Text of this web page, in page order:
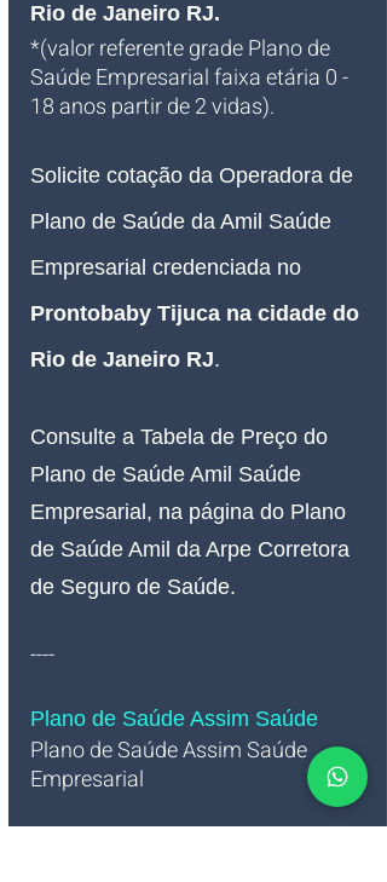
Rio de Janeiro RJ.
*(valor referente grade Plano de
Saúde Empresarial faixa etária 0 -
18 anos partir de 2 vidas).
Solicite cotação da Operadora de
Plano de Saúde da Amil Saúde
Empresarial credenciada no
Prontobaby Tijuca na cidade do
Rio de Janeiro RJ.
Consulte a Tabela de Preço do
Plano de Saúde Amil Saúde
Empresarial, na página do Plano
de Saúde Amil da Arpe Corretora
de Seguro de Saúde.
----
Plano de Saúde Assim Saúde
Plano de Saúde Assim Saúde
Empresarial